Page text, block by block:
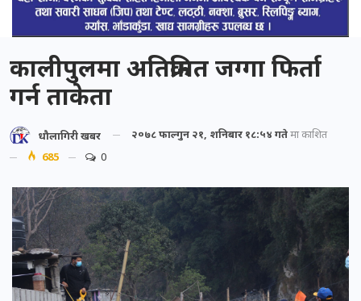
कालीपुलमा अतिक्रमित जग्गा फिर्ता
गर्न ताकेता
धौलागिरी खबर २०७८ फाल्गुन २१, शनिबार १८:५४ गतेमा प्रकाशित
685
0